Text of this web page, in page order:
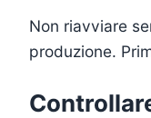
Non riavviare
produzione.